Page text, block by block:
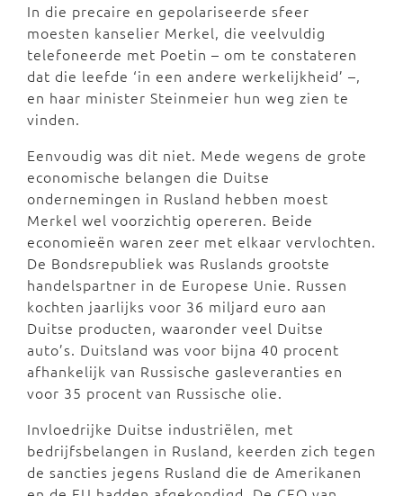
In die precaire en gepolariseerde sfeer
moesten kanselier Merkel, die veelvuldig
telefoneerde met Poetin – om te constateren
dat die leefde ‘in een andere werkelijkheid’ –,
en haar minister Steinmeier hun weg zien te
vinden.
Eenvoudig was dit niet. Mede wegens de grote
economische belangen die Duitse
ondernemingen in Rusland hebben moest
Merkel wel voorzichtig opereren. Beide
economieën waren zeer met elkaar vervlochten.
De Bondsrepubliek was Ruslands grootste
handelspartner in de Europese Unie. Russen
kochten jaarlijks voor 36 miljard euro aan
Duitse producten, waaronder veel Duitse
auto’s. Duitsland was voor bijna 40 procent
afhankelijk van Russische gasleveranties en
voor 35 procent van Russische olie.
Invloedrijke Duitse industriëlen, met
bedrijfsbelangen in Rusland, keerden zich tegen
de sancties jegens Rusland die de Amerikanen